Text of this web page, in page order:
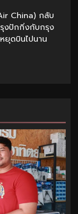
China) กลับ
รุงปักกิ่งกับกรุง
ยุดบินไปนาน